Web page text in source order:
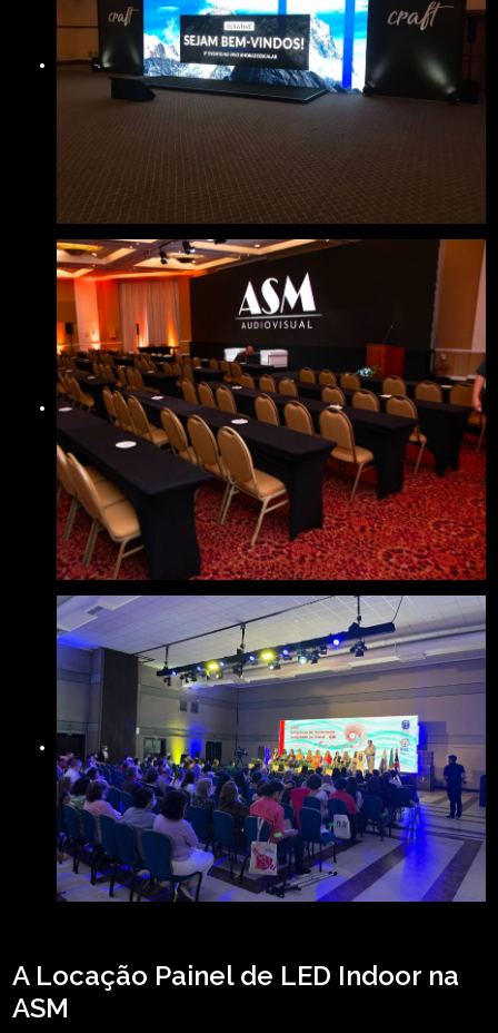
A Locação Painel de LED Indoor na
ASM